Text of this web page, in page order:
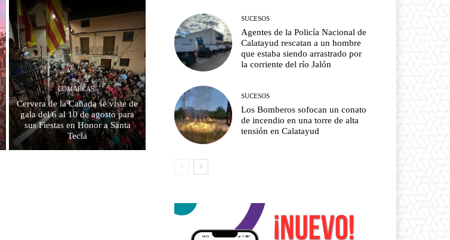
COMARCAS
Cervera de la Cañada se viste de
gala del 6 al 10 de agosto para
sus Fiestas en Honor a Santa
Tecla
SUCESOS
Agentes de la Policía Nacional de
Calatayud rescatan a un hombre
que estaba siendo arrastrado por
la corriente del río Jalón
SUCESOS
Los Bomberos sofocan un conato
de incendio en una torre de alta
tensión en Calatayud